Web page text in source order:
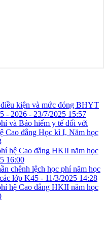
kiện và mức đóng BHYT
- 2026 - 23/7/2025 15:57
và Bảo hiểm y tế đối với
Cao đẳng Học kì I, Năm học
hệ Cao đẳng HKII năm học
16:00
chênh lệch học phí năm học
lớp K45 - 11/3/2025 14:28
hệ Cao đẳng HKII năm học